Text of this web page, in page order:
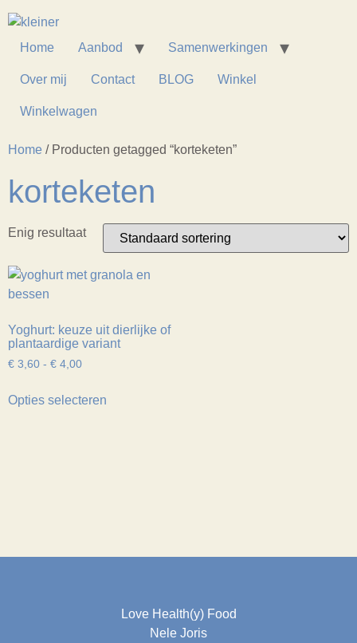
Home Aanbod Samenwerkingen
Over mij Contact BLOG Winkel
Winkelwagen
Home / Producten getagged “korteketen”
korteketen
Enig resultaat
Yoghurt: keuze uit dierlijke of
plantaardige variant
€ 3,60 - € 4,00
Opties selecteren
Love Health(y) Food
Nele Joris